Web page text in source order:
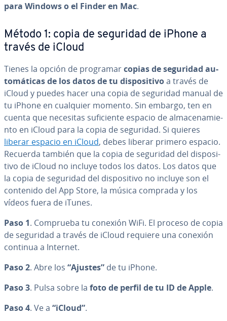
para Windows o el Finder en Mac.
Método 1: copia de seguridad de iPhone a
través de iCloud
Tienes la opción de programarcopias de seguridad au­
to­má­ti­cas de los datos de tu di­s­po­si­ti­voa través de
iCloud y puedes hacer una copia de seguridad manual de
tu iPhone en cualquier momento. Sin embargo, ten en
cuenta que necesitas su­fi­cie­n­te espacio de al­ma­ce­na­mie­
n­to en iCloud para la copia de seguridad. Si quieres
liberar espacio en iCloud, debes liberar primero espacio.
Recuerda también que la copia de seguridad del di­s­po­si­
ti­vo de iCloud no incluye todos los datos. Los datos que
la copia de seguridad del di­s­po­si­ti­vo no incluye son el
contenido del App Store, la música comprada y los
vídeos fuera de iTunes.
Paso 1. Comprueba tu conexión WiFi. El proceso de copia
de seguridad a través de iCloud requiere una conexión
continua a Internet.
Paso 2. Abre los “Ajustes” de tu iPhone.
Paso 3. Pulsa sobre la foto de perfil de tu ID de Apple.
Paso 4. Ve a “iCloud”.